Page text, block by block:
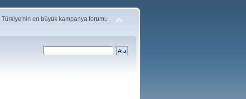
Türkiye'nin en büyük kampanya forumu